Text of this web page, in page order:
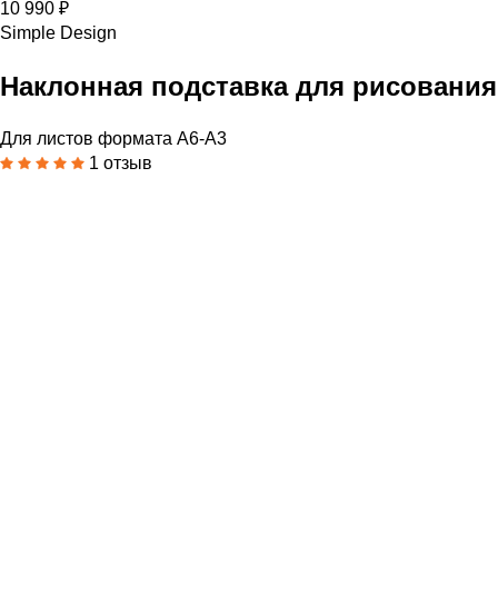
10 990 ₽
Simple Design
Наклонная подставка для рисования
Для листов формата А6-А3
1 отзыв